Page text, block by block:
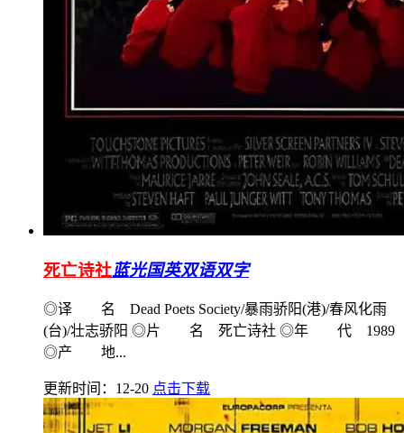
死亡诗社蓝光国英双语双字
◎译 名 Dead Poets Society/暴雨骄阳(港)/春风化雨
(台)/壮志骄阳 ◎片 名 死亡诗社 ◎年 代 1989
◎产 地...
更新时间：12-20 点击下载